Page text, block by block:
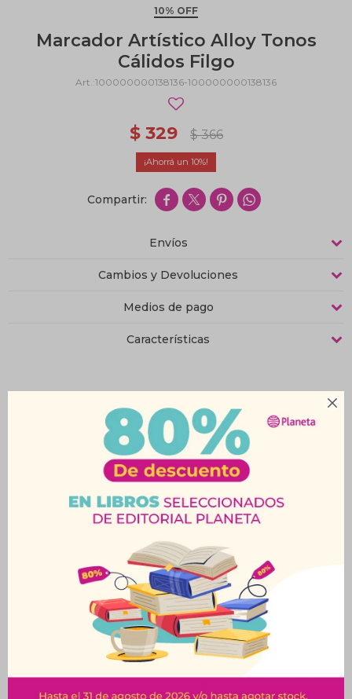

10% OFF
Marcador Artístico Alloy Tonos
Cálidos Filgo
100000000138136-100000000138136
$ 329 $ 366
10
   
Envíos
Cambios y Devoluciones
Medios de pago
Características
Productos que te pueden interesar
Marcadores Grueso
$ 240 $ 267
Marcadores Grueso x6
Faber-Castell
$ 254 $ 282